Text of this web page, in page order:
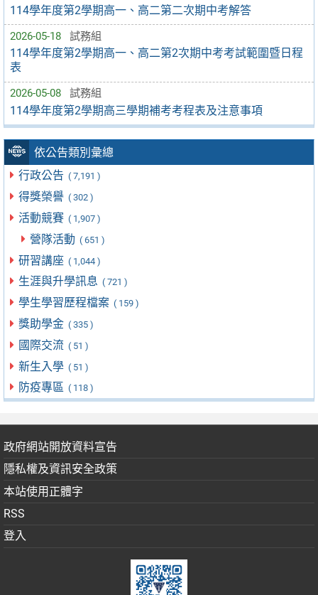
114學年度第2學期高一、高二第二次期中考解答
2026-05-18 試務組
114學年度第2學期高一、高二第2次期中考考試範圍暨日程
表
2026-05-08 試務組
114學年度第2學期高三學期補考考程表及注意事項
依公告類別彙總
行政公告 ( 7,191 )
得獎榮譽 ( 302 )
活動競賽 ( 1,907 )
營隊活動 ( 651 )
研習講座 ( 1,044 )
生涯與升學訊息 ( 721 )
學生學習歷程檔案 ( 159 )
獎助學金 ( 335 )
國際交流 ( 51 )
新生入學 ( 51 )
防疫專區 ( 118 )
政府網站開放資料宣告
隱私權及資訊安全政策
本站使用正體字
RSS
登入